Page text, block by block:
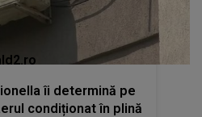
îi determină pe
condiționat în plină